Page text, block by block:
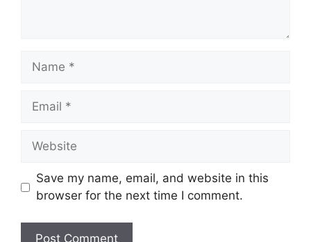
Name
Email
Website
Save my name, email, and website in this
browser for the next time I comment.